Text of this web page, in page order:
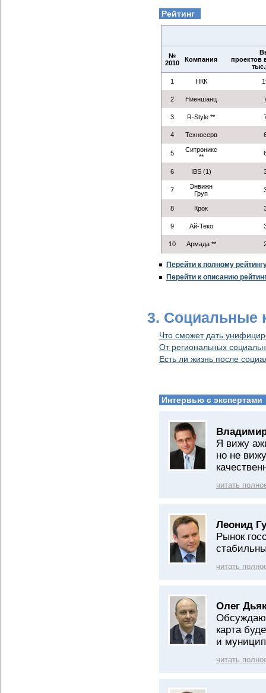
Рейтинг
№
2010
Компания
проектов
1 НКК
2 Ниеншанц
3 R-Style **
4 Техносерв
5
Ситроникс
**
6 IBS (1)
7
Энвижн
Груп
8 Крок
9 Ай-Теко
10 Армада **
Перейти к полному
Перейти к описанию
3. Cоциальные
Что сможет дать
От региональных
Есть ли жизнь после
Интервью с экспертами
Я вижу
но не
читать
Леонид
Рынок
читать
Олег
карта
и
читать